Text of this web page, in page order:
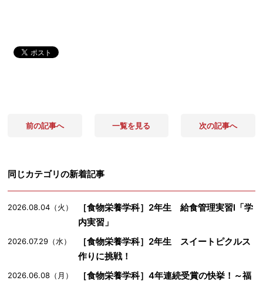
前の記事へ 一覧を見る 次の記事へ
同じカテゴリの新着記事
2026.08.04（火）
［食物栄養学科］2年生 給食管理実習Ⅰ「学
内実習」
2026.07.29（水）
［食物栄養学科］2年生 スイートピクルス
作りに挑戦！
2026.06.08（月）
［食物栄養学科］4年連続受賞の快挙！～福